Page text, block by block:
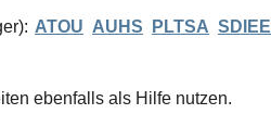
ATOU AUHS PLTSA SDIEE
ebenfalls als Hilfe nutzen.